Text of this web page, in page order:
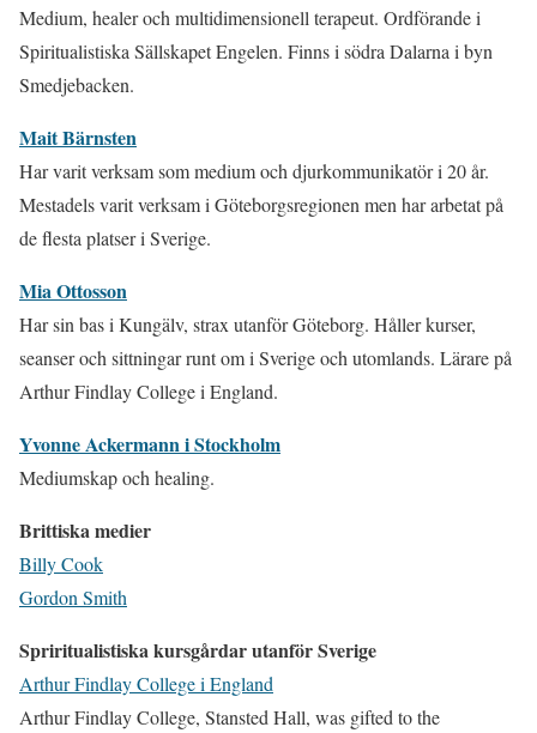
Medium, healer och multidimensionell terapeut. Ordförande i
Spiritualistiska Sällskapet Engelen. Finns i södra Dalarna i byn
Smedjebacken.
Mait Bärnsten
Har varit verksam som medium och djurkommunikatör i 20 år.
Mestadels varit verksam i Göteborgsregionen men har arbetat på
de flesta platser i Sverige.
Mia Ottosson
Har sin bas i Kungälv, strax utanför Göteborg. Håller kurser,
seanser och sittningar runt om i Sverige och utomlands. Lärare på
Arthur Findlay College i England.
Yvonne Ackermann i Stockholm
Mediumskap och healing.
Brittiska medier
Billy Cook
Gordon Smith
Spriritualistiska kursgårdar utanför Sverige
Arthur Findlay College i England
Arthur Findlay College, Stansted Hall, was gifted to the